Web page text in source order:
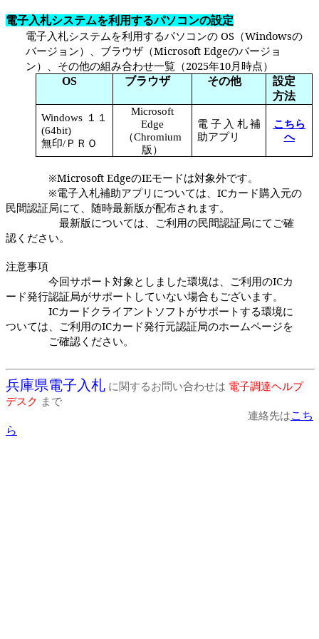
電子入札システムを利用するパソコンの設定
電子入札システムを利用するパソコンの OS （Windowsの
バージョン）、ブラウザ（Microsoft Edgeのバージョ
ン）、その他の組み合わせ一覧（2025年10月時点）
OS ブラウザ その他
設定
方法
Windows １１
(64bit)
無印/ＰＲＯ
Microsoft
Edge
（Chromium
版）
電子入札補
助アプリ
こちら
へ
※Microsoft EdgeのIEモードは対象外です。
※電子入札補助アプリについては、ICカード購入元の
民間認証局にて、随時最新版が配布されます。
最新版については、ご利用の民間認証局にてご確
認ください。
注意事項
今回サポート対象としました環境は、ご利用のICカ
ード発行認証局がサポートしていない場合もございます。
ICカードクライアントソフトがサポートする環境に
ついては、ご利用のICカード発行元認証局のホームページを
ご確認ください。
兵庫県電子入札 に関するお問い合わせは 電子調達ヘルプ
デスク まで
連絡先はこち
ら